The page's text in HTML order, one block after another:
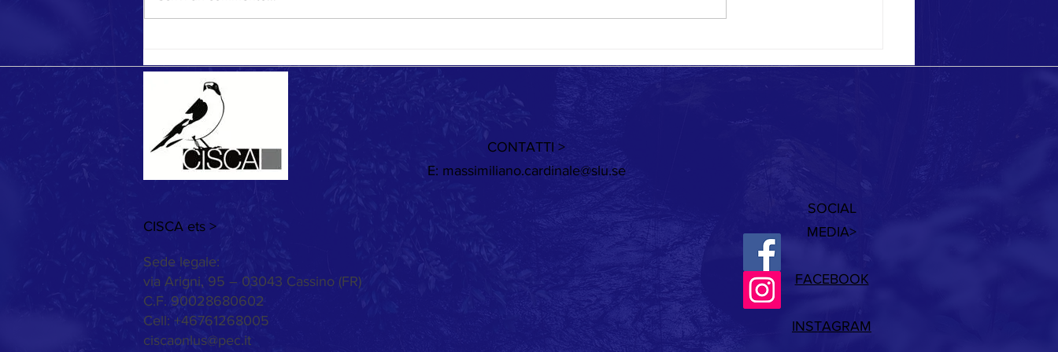
CISCA ets >
Sede legale:
via Arigni, 95 – 03043 Cassino (FR)
C.F. 90028680602
Cell: +46761268005
ciscaonlus@pec.it
CONTATTI >
E: massimiliano.cardinale@slu.se
SOCIAL
MEDIA>
FACEBOOK
INSTAGRAM